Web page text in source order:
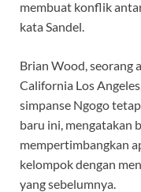
membuat konflik
kata Sandel.
Brian Wood, seorang
California Los
simpanse Ngogo
baru ini, mengatakan
mempertimbangkan
kelompok dengan
yang sebelumnya.